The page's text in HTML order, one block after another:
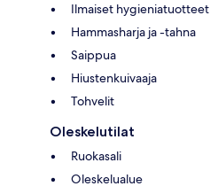
Ilmaiset hygieniatuotteet
Hammasharja ja -tahna
Saippua
Hiustenkuivaaja
Tohvelit
Oleskelutilat
Ruokasali
Oleskelualue